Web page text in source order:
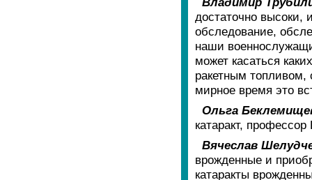
достаточно высоки,
обследование,
наши
может касаться
ракетным
мирное время это
Ольга
катаракт,
Вячеслав
врожденные и
катаракты